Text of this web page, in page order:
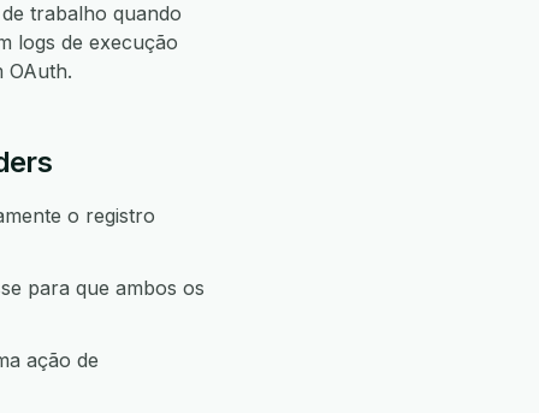
trabalho quando
logs de execução
OAuth.
o registro
para que ambos os
ação de